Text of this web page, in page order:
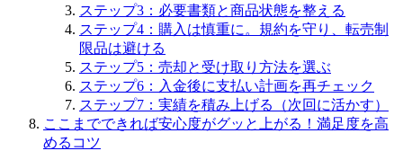
ステップ3：必要書類と商品状態を整える
ステップ4：購入は慎重に。規約を守り、転売制
限品は避ける
ステップ5：売却と受け取り方法を選ぶ
ステップ6：入金後に支払い計画を再チェック
ステップ7：実績を積み上げる（次回に活かす）
ここまでできれば安心度がグッと上がる！満足度を高
めるコツ